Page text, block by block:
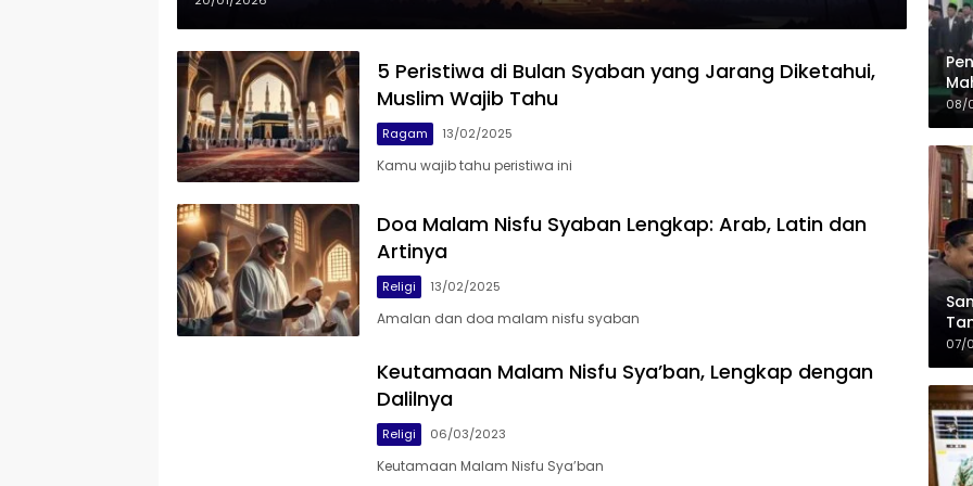
5 Peristiwa di Bulan Syaban yang Jarang Diketahui,
Muslim Wajib Tahu
Ragam 13/02/2025
Kamu wajib tahu peristiwa ini
Doa Malam Nisfu Syaban Lengkap: Arab, Latin dan
Artinya
Religi 13/02/2025
Amalan dan doa malam nisfu syaban
Keutamaan Malam Nisfu Sya’ban, Lengkap dengan
Dalilnya
Religi 06/03/2023
Keutamaan Malam Nisfu Sya’ban
08/
07/